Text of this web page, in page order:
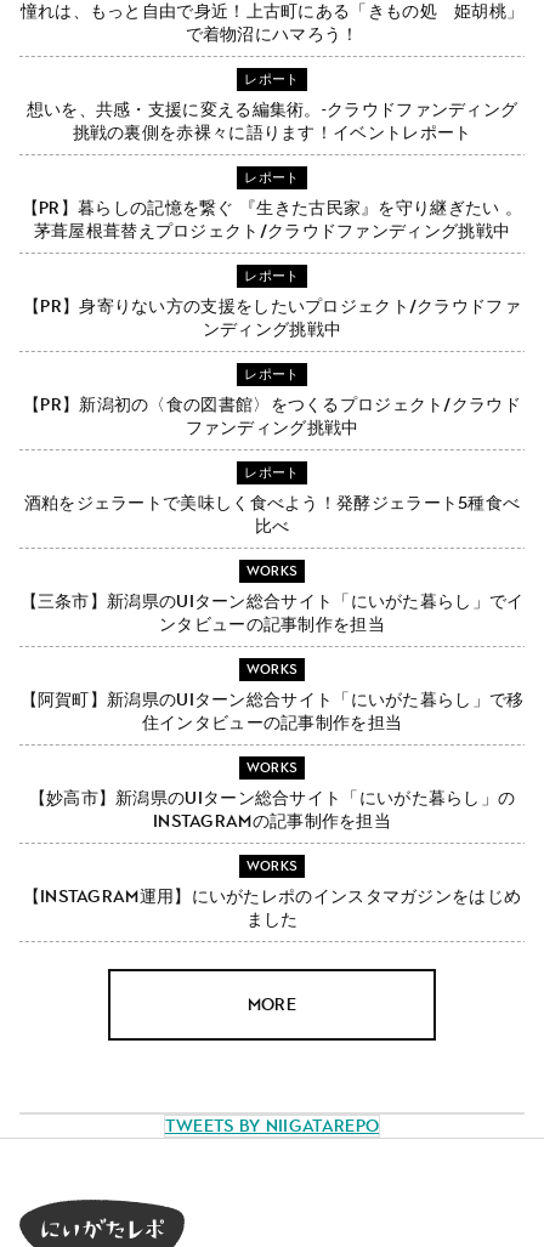
憧れは、もっと自由で身近！上古町にある「きもの処 姫胡桃」
で着物沼にハマろう！
レポート
想いを、共感・支援に変える編集術。-クラウドファンディング
挑戦の裏側を赤裸々に語ります！イベントレポート
レポート
【PR】暮らしの記憶を繋ぐ 『生きた古民家』を守り継ぎたい 。
茅葺屋根葺替えプロジェクト/クラウドファンディング挑戦中
レポート
【PR】身寄りない方の支援をしたいプロジェクト/クラウドファ
ンディング挑戦中
レポート
【PR】新潟初の〈食の図書館〉をつくるプロジェクト/クラウド
ファンディング挑戦中
レポート
酒粕をジェラートで美味しく食べよう！発酵ジェラート5種食べ
比べ
WORKS
【三条市】新潟県のUIターン総合サイト「にいがた暮らし」でイ
ンタビューの記事制作を担当
WORKS
【阿賀町】新潟県のUIターン総合サイト「にいがた暮らし」で移
住インタビューの記事制作を担当
WORKS
【妙高市】新潟県のUIターン総合サイト「にいがた暮らし」の
Instagramの記事制作を担当
WORKS
【Instagram運用】にいがたレポのインスタマガジンをはじめ
ました
MORE
Tweets by NiigataRepo